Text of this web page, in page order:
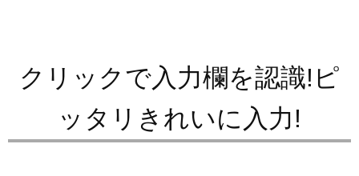
クリックで入力欄を認識!ピ
ッタリきれいに入力!